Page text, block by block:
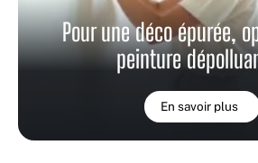
Pour une déco épurée,
peinture
En savoir plus